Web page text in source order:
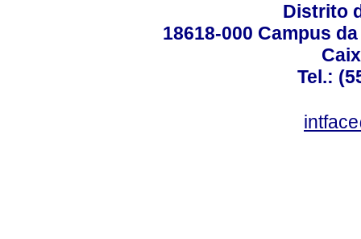
Distrito
18618-000 Campus
Tel.: